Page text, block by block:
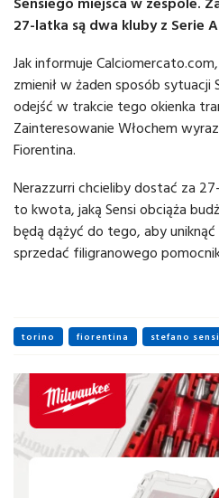
27-latka są dwa kluby z Serie
Jak informuje
zmienił w żaden sposób
odejść w trakcie tego okienka
Zainteresowanie Włochem
Fiorentina.
Nerazzurri chcieliby dostać za
to kwota, jaką Sensi obciąża
będą dążyć do tego, aby
sprzedać filigranowego
torino fiorentina stefano sensi